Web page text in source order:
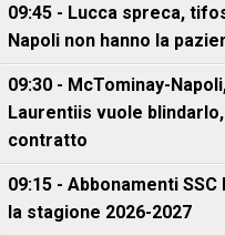
09:45 - Lucca spreca,
Napoli non hanno la
09:30 - McTominay-
Laurentiis vuole
contratto
09:15 - Abbonamenti
la stagione 2026-2027